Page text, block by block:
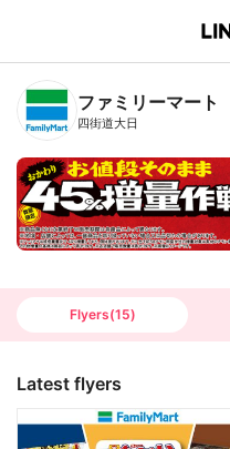
B
n
T
ファミリーマート
四街道大日
Flyers(15)
Latest flyers